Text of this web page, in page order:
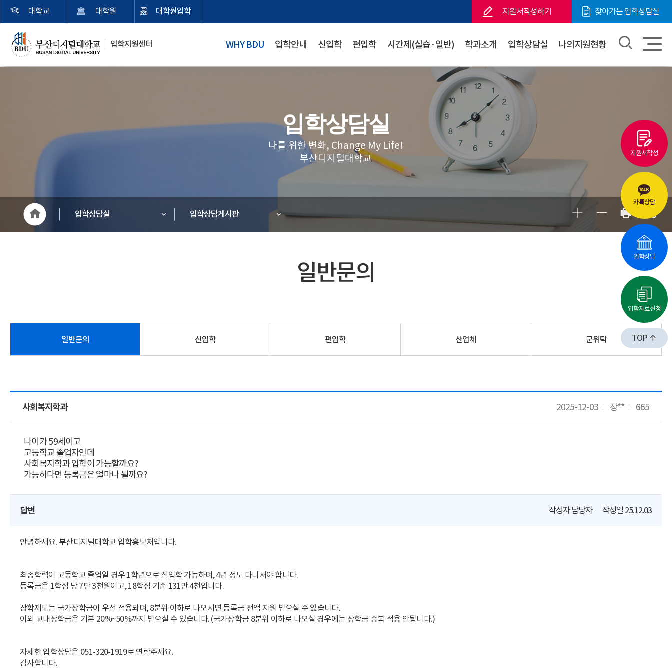
지원서작성하기 찾아가는 입학상담실
입학지원센터
대학교 대학원 대학원입학
WHY BDU 입학안내 신입학 편입학 시간제(실습·일반) 학과소개 입학상담실 나의지원현황
입학상담실
나를 위한 변화, Change My Life!
부산디지털대학교
입학상담실 입학상담게시판
일반문의
일반문의 신입학 편입학 산업체 군위탁
사회복지학과 2025-12-03 장** 665
나이가 59세이고
고등학교 졸업자인데
사회복지학과 입학이 가능할까요?
가능하다면 등록금은 얼마나 될까요?
답변 작성자담당자 작성일 25.12.03
안녕하세요. 부산디지털대학교 입학홍보처입니다.
최종학력이 고등학교 졸업일 경우 1학년으로 신입학 가능하며, 4년 정도 다니셔야 합니다.
등록금은 1학점 당 7만 3천원이고, 18학점 기준 131만 4천입니다.
장학제도는 국가장학금이 우선 적용되며, 8분위 이하로 나오시면 등록금 전액 지원 받으실 수 있습니다.
이외 교내장학금은 기본 20%~50%까지 받으실 수 있습니다. (국가장학금 8분위 이하로 나오실 경우에는 장학금 중복 적용 안됩니다.)
자세한 입학상담은 051-320-1919로 연락주세요.
감사합니다.
지원서작성
카톡상담
입학상담
입학자료신청
TOP